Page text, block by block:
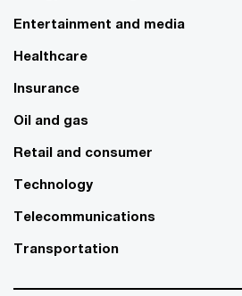
Entertainment and media
Healthcare
Insurance
Oil and gas
Retail and consumer
Technology
Telecommunications
Transportation